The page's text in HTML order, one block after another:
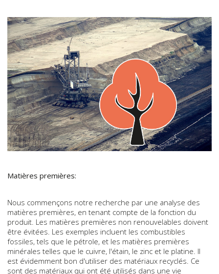
Matières premières:
Nous commençons notre recherche par une analyse des
matières premières, en tenant compte de la fonction du
produit. Les matières premières non renouvelables doivent
être évitées. Les exemples incluent les combustibles
fossiles, tels que le pétrole, et les matières premières
minérales telles que le cuivre, l'étain, le zinc et le platine. Il
est évidemment bon d'utiliser des matériaux recyclés. Ce
sont des matériaux qui ont été utilisés dans une vie